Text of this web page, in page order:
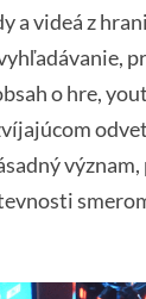
a videá z
o hre,